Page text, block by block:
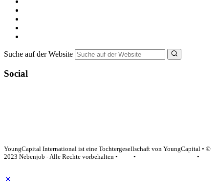
Suche auf der Website
Social
YoungCapital International ist eine Tochtergesellschaft von YoungCapital • ©
2023 Nebenjob - Alle Rechte vorbehalten •
•
•